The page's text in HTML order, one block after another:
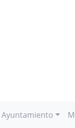
Ayuntamiento